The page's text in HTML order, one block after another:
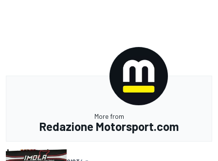
More from
Redazione Motorsport.com